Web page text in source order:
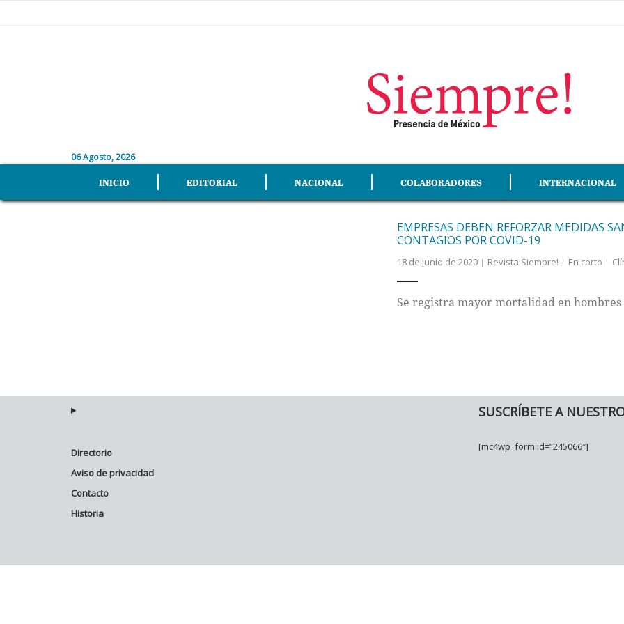
06 Agosto, 2026
INICIO EDITORIAL NACIONAL COLABORADORES INTERNACIONAL
EMPRESAS DEBEN REFORZAR MEDIDAS
CONTAGIOS POR COVID-19
18 de junio de 2020 Revista Siempre! En corto
Se registra mayor mortalidad en hombres
Directorio
Aviso de privacidad
Contacto
Historia
SUSCRÍBETE A
[mc4wp_form id=”245066″]